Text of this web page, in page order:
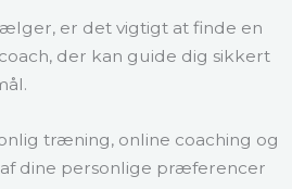
er det vigtigt at finde en
der kan guide dig sikkert
træning, online coaching og
dine personlige præferencer